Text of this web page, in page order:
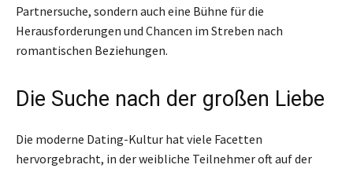
Partnersuche, sondern auch eine Bühne für die
Herausforderungen und Chancen im Streben nach
romantischen Beziehungen.
Die Suche nach der großen Liebe
Die moderne Dating-Kultur hat viele Facetten
hervorgebracht, in der weibliche Teilnehmer oft auf der